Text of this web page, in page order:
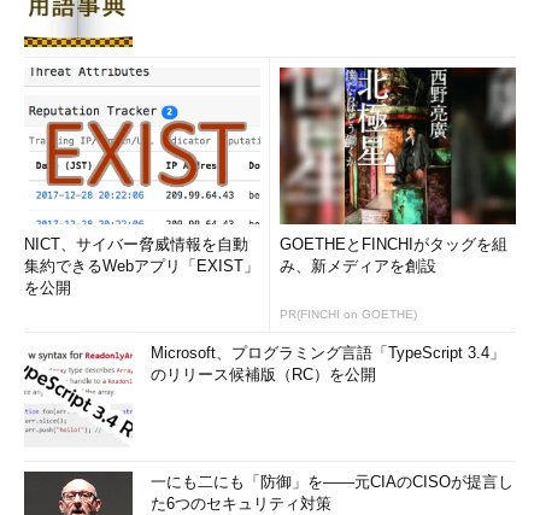
コマンド実行例
pstree プロセスID
「ps」で現在使用しているシェル（bash）のプロセ
スIDを調べ、「pstree」でそのプロセスIDを表示している
ここで、「
定したプロセスの親、その親……を含めて表示することができま
ス”のように呼びます。
コマンド実行例
pstree -H プロセスID
NICT、サイバー脅威情報を自動
集約できるWebアプリ「EXIST」
を公開
GOETHEとFINCHIがタッグを組
み、新メディアを創設
PR(FINCHI on GOETHE)
Microsoft、プログラミング言語「TypeScript 3.4」
のリリース候補版（RC）を公開
一にも二にも「防御」を――元CIAのCISOが提言し
た6つのセキュリティ対策